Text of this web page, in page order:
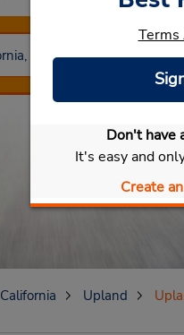
Don't have
It's easy and
Create
California Upland